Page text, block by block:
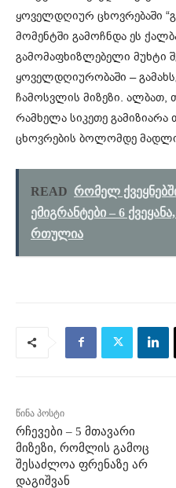
ყოველდღიურ ცხოვრებაში
მომენტში გამოჩნდა ეს
გამომაფხიზლებელი მუხტი
ყოველდღიურობაში –
ჩამოსვლის მიზეზი. ალბათ,
რამხელა სიკეთე გამიზიარა
ცხოვრების ბოლომდე
READ რომელ
ემიგრანტები – 6
რთულია
წინა პოსტი
რჩევები – 5 მთავარი
მიზეზი, რომლის გამოც
შესაძლოა ფრენაზე არ
დაგიშვან